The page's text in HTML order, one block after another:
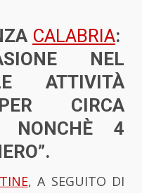
CALABRIA:
NEL
ATTIVITÀ
CIRCA
NONCHÈ 4
, A SEGUITO DI